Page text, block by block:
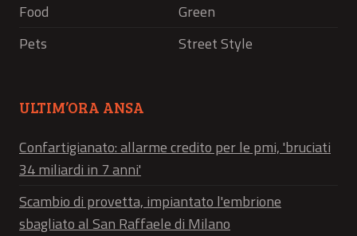
Food
Green
Pets
Street Style
ULTIM’ORA ANSA
Confartigianato: allarme credito per le pmi, 'bruciati
34 miliardi in 7 anni'
Scambio di provetta, impiantato l'embrione
sbagliato al San Raffaele di Milano